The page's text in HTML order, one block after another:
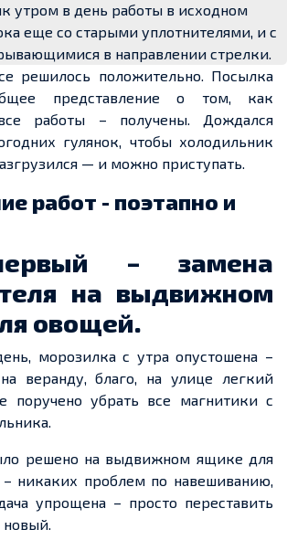
утром в день работы в исходном
еще со старыми уплотнителями, и с
в направлении стрелки.
решилось положительно. Посылка
представление о том, как
работы – получены. Дождался
гулянок, чтобы холодильник
— и можно приступать.
работ - поэтапно и
– замена
на выдвижном
овощей.
морозилка с утра опустошена –
веранду, благо, на улице легкий
поручено убрать все магнитики с
решено на выдвижном ящике для
никаких проблем по навешиванию,
упрощена – просто переставить
новый.